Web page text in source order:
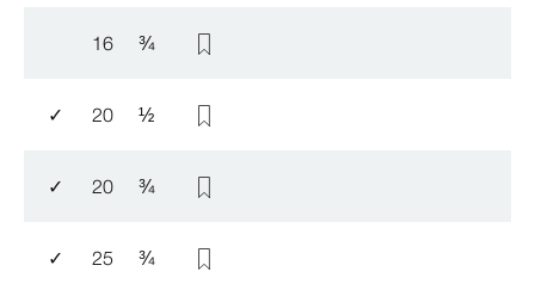
16 ¾
✓ 20 ½
✓ 20 ¾
✓ 25 ¾